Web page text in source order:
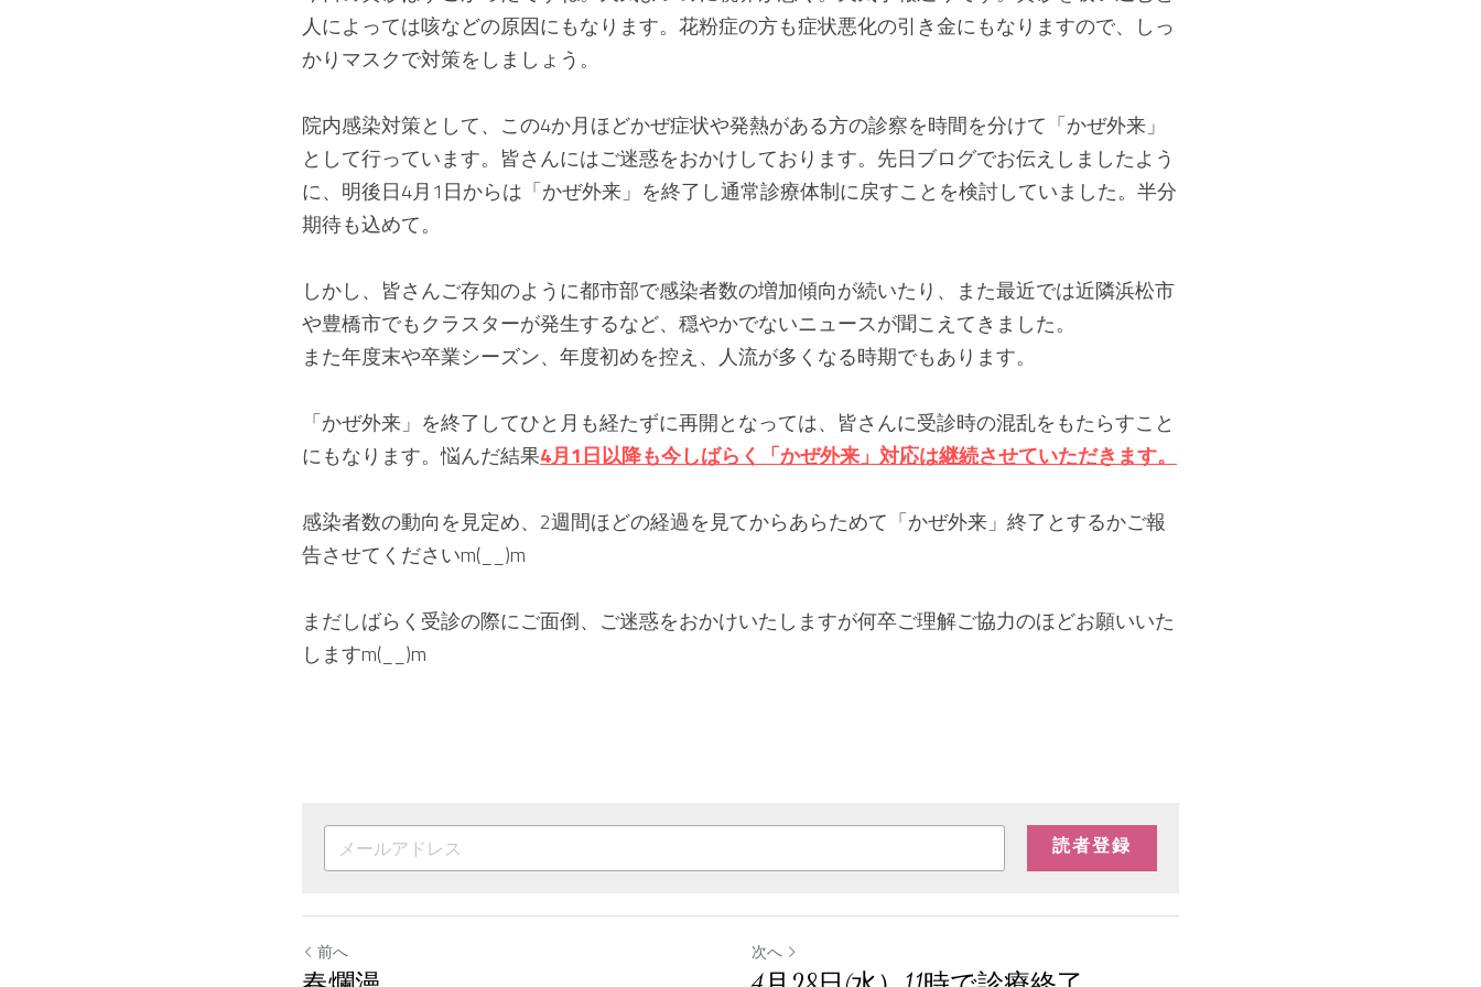
人によっては咳などの原因にもなります。花粉症の方も症状悪化の引き金にもなりますので、しっ
かりマスクで対策をしましょう。
院内感染対策として、この4か月ほどかぜ症状や発熱がある方の診察を時間を分けて「かぜ外来」
として行っています。皆さんにはご迷惑をおかけしております。先日ブログでお伝えしましたよう
に、明後日4月1日からは「かぜ外来」を終了し通常診療体制に戻すことを検討していました。半分
期待も込めて。
しかし、皆さんご存知のように都市部で感染者数の増加傾向が続いたり、また最近では近隣浜松市
や豊橋市でもクラスターが発生するなど、穏やかでないニュースが聞こえてきました。
また年度末や卒業シーズン、年度初めを控え、人流が多くなる時期でもあります。
「かぜ外来」を終了してひと月も経たずに再開となっては、皆さんに受診時の混乱をもたらすこと
にもなります。悩んだ結果4月1日以降も今しばらく「かぜ外来」対応は継続させていただきます。
感染者数の動向を見定め、2週間ほどの経過を見てからあらためて「かぜ外来」終了とするかご報
告させてくださいm(__)m
まだしばらく受診の際にご面倒、ご迷惑をおかけいたしますが何卒ご理解ご協力のほどお願いいた
しますm(__)m
読者登録
前へ 次へ